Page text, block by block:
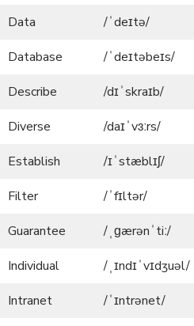
Data
/ˈdeɪtə/
Database
/ˈdeɪtəbeɪs/
Describe
/dɪˈskraɪb/
Diverse
/daɪˈvɜːrs/
Establish
/ɪˈstæblɪʃ/
Filter
/ˈfɪltər/
Guarantee
/ˌɡærənˈtiː/
Individual
/ˌɪndɪˈvɪdʒuəl/
Intranet
/ˈɪntrənet/